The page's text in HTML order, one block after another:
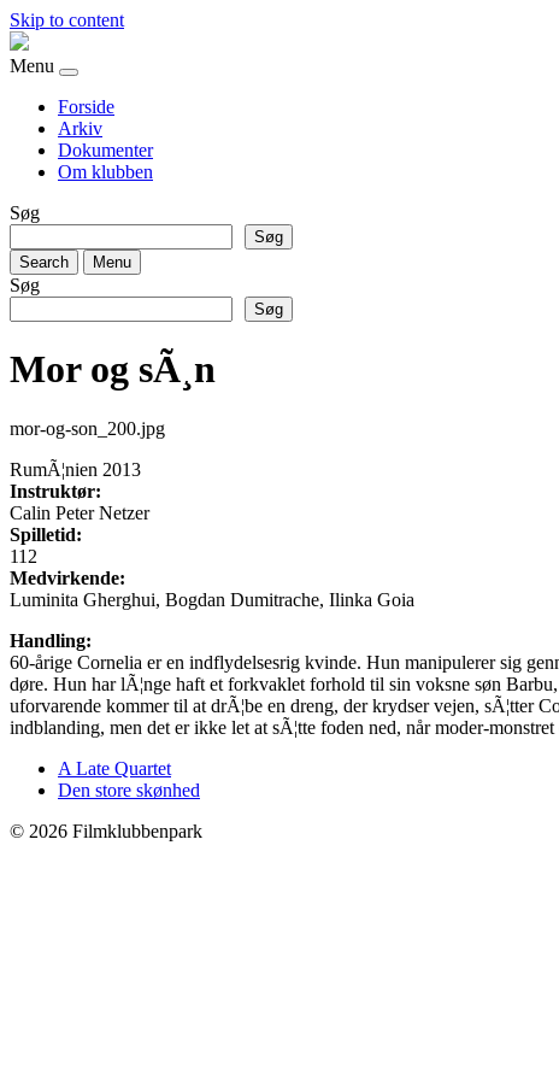
Skip to content
Menu
Forside
Arkiv
Dokumenter
Om klubben
Søg
Søg
Search
Menu
Søg
Søg
Mor og sÃ¸n
mor-og-son_200.jpg
RumÃ¦nien 2013
Instruktør:
Calin Peter Netzer
Spilletid:
112
Medvirkende:
Luminita Gherghui, Bogdan Dumitrache, Ilinka Goia
Handling:
60-årige Cornelia er en indflydelsesrig kvinde. Hun manipulerer sig
døre. Hun har lÃ¦nge haft et forkvaklet forhold til sin voksne søn
uforvarende kommer til at drÃ¦be en dreng, der krydser vejen, sÃ¦tter
indblanding, men det er ikke let at sÃ¦tte foden ned, når moder-
A Late Quartet
Den store skønhed
© 2026 Filmklubbenpark